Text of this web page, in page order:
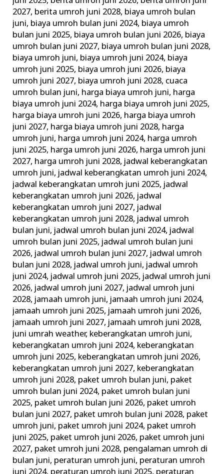
2027, berita umroh juni 2028, biaya umroh bulan
juni, biaya umroh bulan juni 2024, biaya umroh
bulan juni 2025, biaya umroh bulan juni 2026, biaya
umroh bulan juni 2027, biaya umroh bulan juni 2028,
biaya umroh juni, biaya umroh juni 2024, biaya
umroh juni 2025, biaya umroh juni 2026, biaya
umroh juni 2027, biaya umroh juni 2028, cuaca
umroh bulan juni, harga biaya umroh juni, harga
biaya umroh juni 2024, harga biaya umroh juni 2025,
harga biaya umroh juni 2026, harga biaya umroh
juni 2027, harga biaya umroh juni 2028, harga
umroh juni, harga umroh juni 2024, harga umroh
juni 2025, harga umroh juni 2026, harga umroh juni
2027, harga umroh juni 2028, jadwal keberangkatan
umroh juni, jadwal keberangkatan umroh juni 2024,
jadwal keberangkatan umroh juni 2025, jadwal
keberangkatan umroh juni 2026, jadwal
keberangkatan umroh juni 2027, jadwal
keberangkatan umroh juni 2028, jadwal umroh
bulan juni, jadwal umroh bulan juni 2024, jadwal
umroh bulan juni 2025, jadwal umroh bulan juni
2026, jadwal umroh bulan juni 2027, jadwal umroh
bulan juni 2028, jadwal umroh juni, jadwal umroh
juni 2024, jadwal umroh juni 2025, jadwal umroh juni
2026, jadwal umroh juni 2027, jadwal umroh juni
2028, jamaah umroh juni, jamaah umroh juni 2024,
jamaah umroh juni 2025, jamaah umroh juni 2026,
jamaah umroh juni 2027, jamaah umroh juni 2028,
juni umrah weather, keberangkatan umroh juni,
keberangkatan umroh juni 2024, keberangkatan
umroh juni 2025, keberangkatan umroh juni 2026,
keberangkatan umroh juni 2027, keberangkatan
umroh juni 2028, paket umroh bulan juni, paket
umroh bulan juni 2024, paket umroh bulan juni
2025, paket umroh bulan juni 2026, paket umroh
bulan juni 2027, paket umroh bulan juni 2028, paket
umroh juni, paket umroh juni 2024, paket umroh
juni 2025, paket umroh juni 2026, paket umroh juni
2027, paket umroh juni 2028, pengalaman umroh di
bulan juni, peraturan umroh juni, peraturan umroh